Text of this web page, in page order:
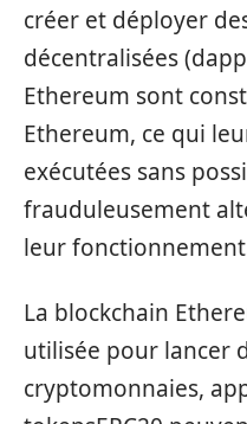
créer et déployer
décentralisées
Ethereum sont
Ethereum, ce qui
exécutées sans
frauduleusement
leur
La blockchain
utilisée pour lancer
cryptomonnaies,